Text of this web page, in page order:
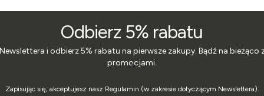
Odbierz 5% rabatu
i odbierz 5% rabatu na pierwsze zakupy. Bądź na bieżąco
promocjami.
Zapisując się, akceptujesz nasz Regulamin (w zakresie dotyczącym Newslettera).